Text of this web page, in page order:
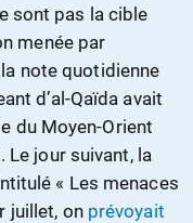
sont pas la cible
menée par
note quotidienne
d’al-Qaïda avait
du Moyen-Orient
Le jour suivant, la
« Les menaces
juillet, on prévoyait